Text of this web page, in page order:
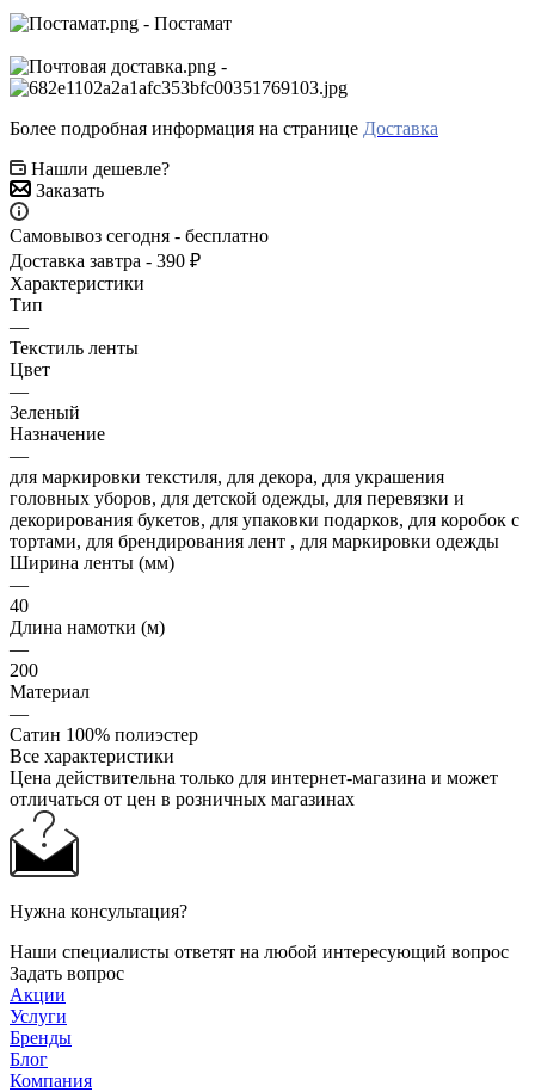
- Постамат
-
Более подробная информация на странице Доставка
Нашли дешевле?
Заказать
Самовывоз сегодня - бесплатно
Доставка завтра - 390 ₽
Характеристики
Тип
—
Текстиль ленты
Цвет
—
Зеленый
Назначение
—
для маркировки текстиля, для декора, для украшения
головных уборов, для детской одежды, для перевязки и
декорирования букетов, для упаковки подарков, для коробок с
тортами, для брендирования лент , для маркировки одежды
Ширина ленты (мм)
—
40
Длина намотки (м)
—
200
Материал
—
Сатин 100% полиэстер
Все характеристики
Цена действительна только для интернет-магазина и может
отличаться от цен в розничных магазинах
Нужна консультация?
Наши специалисты ответят на любой интересующий вопрос
Задать вопрос
Акции
Услуги
Бренды
Блог
Компания